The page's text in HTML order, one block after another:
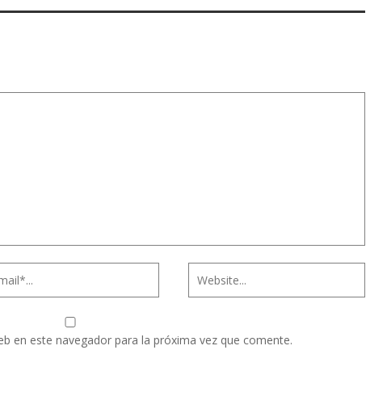
en este navegador para la próxima vez que comente.